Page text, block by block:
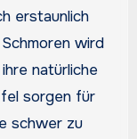
erstaunlich
wird
natürliche
sorgen für
schwer zu